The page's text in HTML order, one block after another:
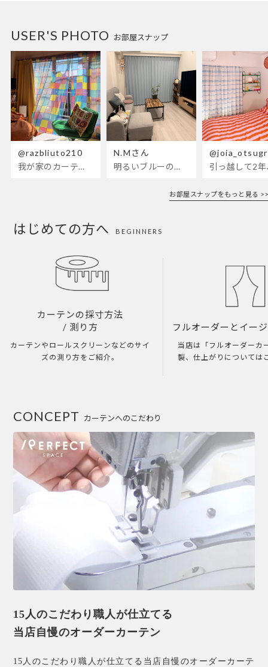
お部屋スナップ
USER'S PHOTO
@razbliuto210
我が家のカーテンが新しくなりました🌼早起きが超絶苦手な
N.Mさん
明るいブルーのカーテンで、部屋全体
引っ越して2
お部屋スナップをもっと見る >>
はじめての方へ BEGINNERS
カーテンの採寸方法
/ 測り方
カーテンやロールスクリーンなどのサイ
ズの測り方をご紹介。
フルオーダーとイー
当店は「フルオーダーカ
製、仕上がりについては
カーテンへのこだわり
CONCEPT
15人のこだわり職人が仕立てる
当店自慢のオーダーカーテン
15人のこだわり職人が仕立てる当店自慢のオーダーカーテ